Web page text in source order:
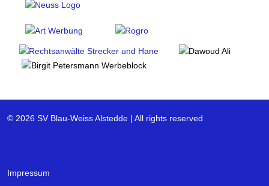
© 2026 SV Blau-Weiss Alstedde | All rights reserved
Impressum